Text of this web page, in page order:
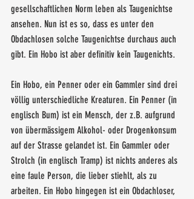
gesellschaftlichen Norm leben als Taugenichtse
ansehen. Nun ist es so, dass es unter den
Obdachlosen solche Taugenichtse durchaus auch
gibt. Ein Hobo ist aber definitiv kein Taugenichts.
Ein Hobo, ein Penner oder ein Gammler sind drei
völlig unterschiedliche Kreaturen. Ein Penner (in
englisch Bum) ist ein Mensch, der z.B. aufgrund
von übermässigem Alkohol- oder Drogenkonsum
auf der Strasse gelandet ist. Ein Gammler oder
Strolch (in englisch Tramp) ist nichts anderes als
eine faule Person, die lieber stiehlt, als zu
arbeiten. Ein Hobo hingegen ist ein Obdachloser,